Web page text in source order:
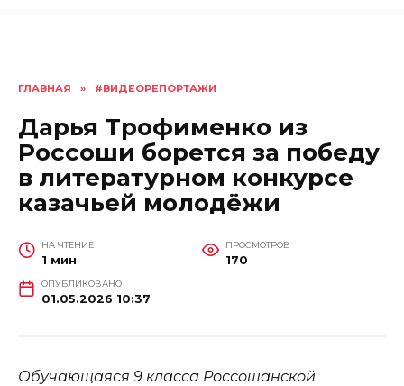
ГЛАВНАЯ » #ВИДЕОРЕПОРТАЖИ
Дарья Трофименко из
Россоши борется за победу
в литературном конкурсе
казачьей молодёжи
НА ЧТЕНИЕ
1 мин
ПРОСМОТРОВ
170
ОПУБЛИКОВАНО
01.05.2026 10:37
Обучающаяся 9 класса Россошанской